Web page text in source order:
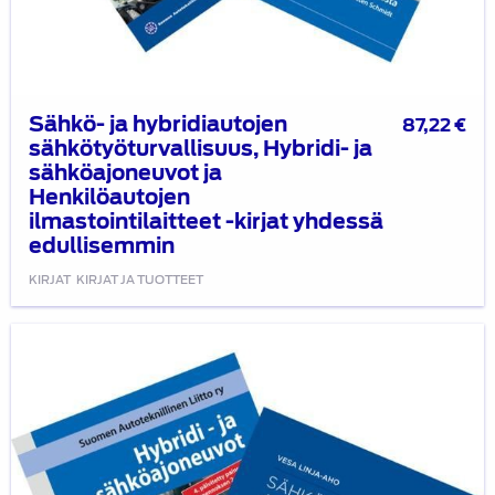
Sähkö- ja hybridiautojen
sähkötyöturvallisuus, Hybridi- ja
sähköajoneuvot ja
Henkilöautojen
ilmastointilaitteet -kirjat yhdessä
edullisemmin
KIRJAT KIRJAT JA TUOTTEET
87,22€
sähköajoneuvot
Sähkö-
ja